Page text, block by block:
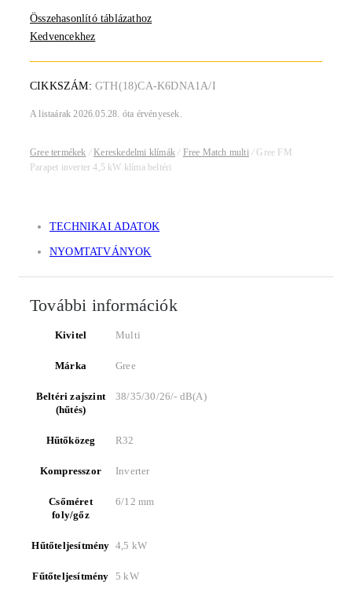
Összehasonlító táblázathoz
Kedvencekhez
CIKKSZÁM: GTH(18)CA-K6DNA1A/I
A listaárak 2026.05.28. óta érvényesek.
Gree termékek / Kereskedelmi klímák / Free Match multi /Gree FM
Parapet inverter 4,5 kW klíma beltéri
TECHNIKAI ADATOK
NYOMTATVÁNYOK
További információk
Kivitel Multi
Márka Gree
Beltéri zajszint
(hűtés)
38/35/30/26/- dB(A)
Hűtőközeg R32
Kompresszor Inverter
Csőméret
foly/gőz
6/12 mm
Hűtőteljesítmény 4,5 kW
Fűtőteljesítmény 5 kW